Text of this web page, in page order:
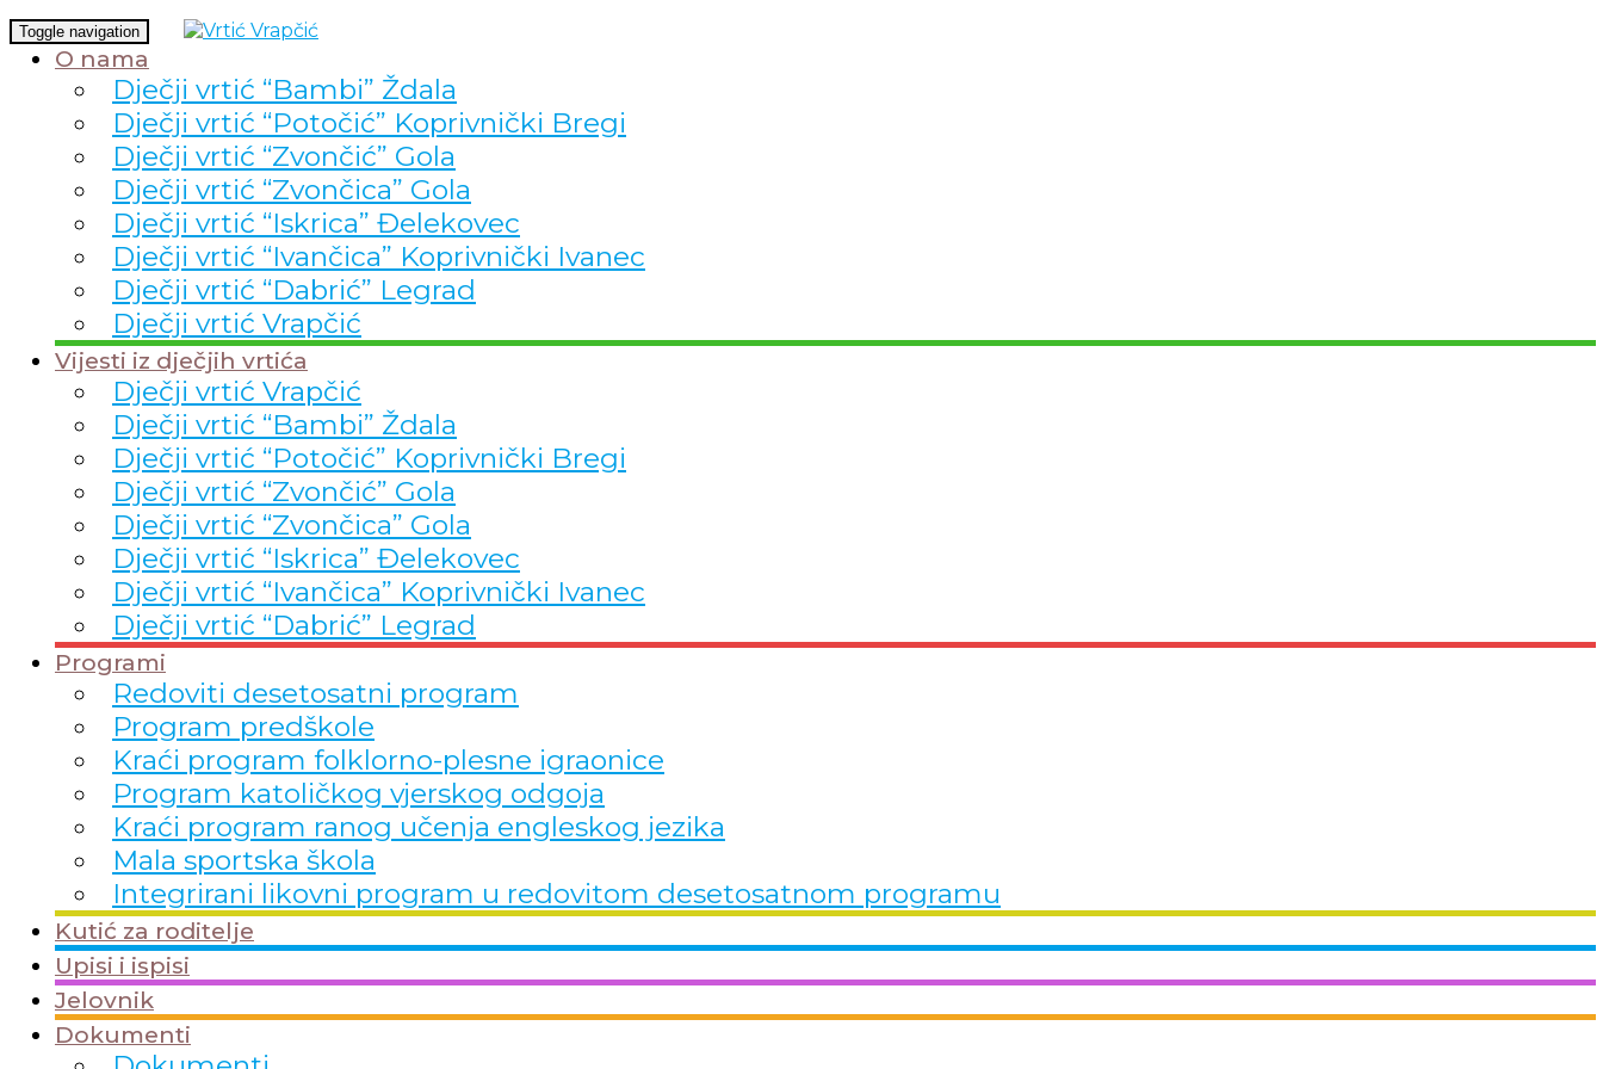
Toggle navigation
O nama
Dječji vrtić “Bambi” Ždala
Dječji vrtić “Potočić” Koprivnički Bregi
Dječji vrtić “Zvončić” Gola
Dječji vrtić “Zvončica” Gola
Dječji vrtić “Iskrica” Đelekovec
Dječji vrtić “Ivančica” Koprivnički Ivanec
Dječji vrtić “Dabrić” Legrad
Dječji vrtić Vrapčić
Vijesti iz dječjih vrtića
Dječji vrtić Vrapčić
Dječji vrtić “Bambi” Ždala
Dječji vrtić “Potočić” Koprivnički Bregi
Dječji vrtić “Zvončić” Gola
Dječji vrtić “Zvončica” Gola
Dječji vrtić “Iskrica” Đelekovec
Dječji vrtić “Ivančica” Koprivnički Ivanec
Dječji vrtić “Dabrić” Legrad
Programi
Redoviti desetosatni program
Program predškole
Kraći program folklorno-plesne igraonice
Program katoličkog vjerskog odgoja
Kraći program ranog učenja engleskog jezika
Mala sportska škola
Integrirani likovni program u redovitom desetosatnom programu
Kutić za roditelje
Upisi i ispisi
Jelovnik
Dokumenti